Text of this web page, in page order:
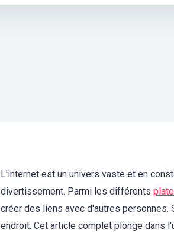
L'internet est un univers vaste et en
divertissement. Parmi les différents
créer des liens avec d'autres personnes.
endroit. Cet article complet plonge dans